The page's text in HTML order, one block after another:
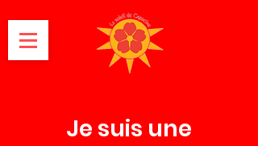
Je suis une